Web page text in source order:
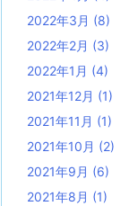
2022年3月 (8)
2022年2月 (3)
2022年1月 (4)
2021年12月 (1)
2021年11月 (1)
2021年10月 (2)
2021年9月 (6)
2021年8月 (1)